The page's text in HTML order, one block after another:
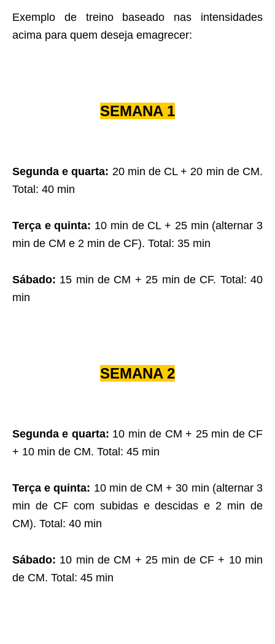
Exemplo de treino baseado nas intensidades
acima para quem deseja emagrecer:
SEMANA 1
Segunda e quarta: 20 min de CL + 20 min de CM.
Total: 40 min
Terça e quinta: 10 min de CL + 25 min (alternar 3
min de CM e 2 min de CF). Total: 35 min
Sábado: 15 min de CM + 25 min de CF. Total: 40
min
SEMANA 2
Segunda e quarta: 10 min de CM + 25 min de CF
+ 10 min de CM. Total: 45 min
Terça e quinta: 10 min de CM + 30 min (alternar 3
min de CF com subidas e descidas e 2 min de
CM). Total: 40 min
Sábado: 10 min de CM + 25 min de CF + 10 min
de CM. Total: 45 min